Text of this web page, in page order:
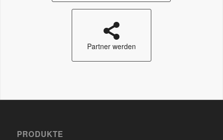
Partner werden
PRODUKTE